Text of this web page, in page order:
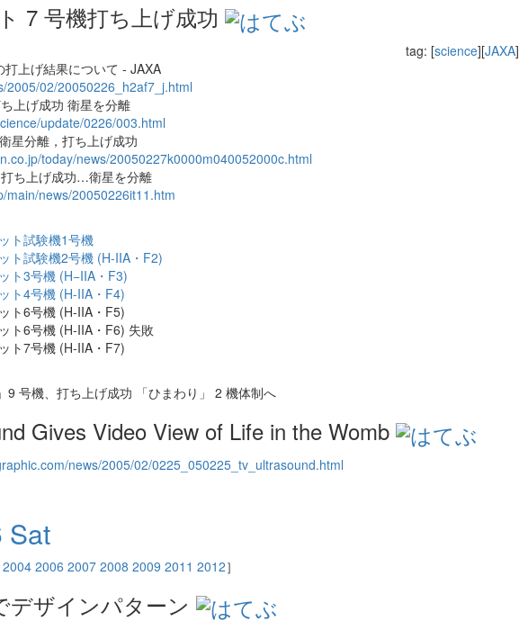
7 号機打ち上げ成功
tag: [science][JAXA]
上げ結果について - JAXA
2005/02/20050226_h2af7_j.html
上げ成功 衛星を分離
update/0226/003.html
星分離，打ち上げ成功
today/news/20050227k0000m040052000c.html
ち上げ成功…衛星を分離
main/news/20050226it11.htm
ト試験機1号機
ト試験機2号機 (H-IIA・F2)
ト3号機 (H−IIA・F3)
ト4号機 (H-IIA・F4)
ト6号機 (H-IIA・F5)
ト6号機 (H-IIA・F6) 失敗
ト7号機 (H-IIA・F7)
9 号機、打ち上げ成功 「ひまわり」 2 機体制へ
Gives Video View of Life in the Womb
news/2005/02/0225_050225_tv_ultrasound.html
Sat
2004 2006 2007 2008 2009 2011 2012］
デザインパターン